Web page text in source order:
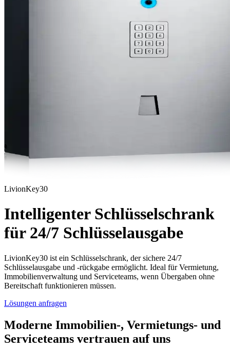
LivionKey30
Intelligenter Schlüsselschrank
für 24/7 Schlüsselausgabe
LivionKey30 ist ein Schlüsselschrank, der sichere 24/7
Schlüsselausgabe und -rückgabe ermöglicht. Ideal für Vermietung,
Immobilienverwaltung und Serviceteams, wenn Übergaben ohne
Bereitschaft funktionieren müssen.
Lösungen anfragen
Moderne Immobilien-, Vermietungs- und
Serviceteams vertrauen auf uns